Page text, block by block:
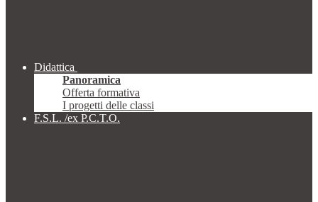
Didattica
Panoramica
Offerta formativa
I progetti delle classi
F.S.L. /ex P.C.T.O.